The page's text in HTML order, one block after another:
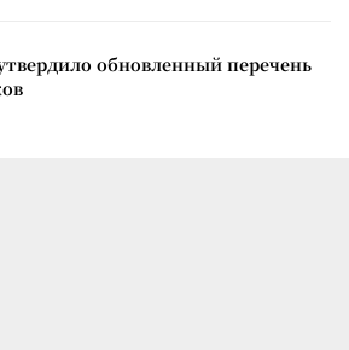
обновленный перечень